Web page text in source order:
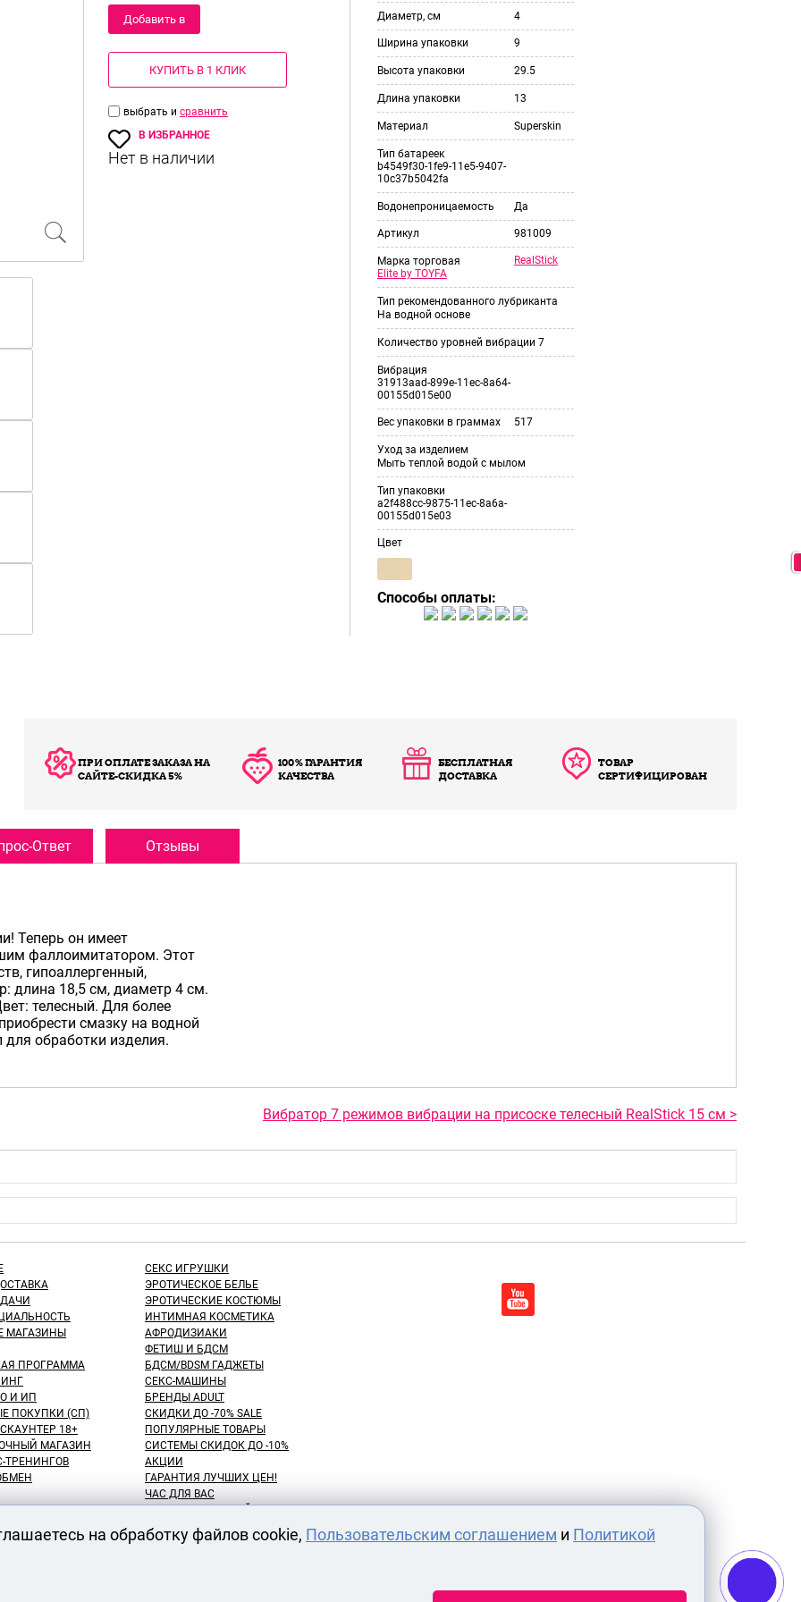
Добавить в
корзину
КУПИТЬ В 1 КЛИК
выбрать и сравнить
В ИЗБРАННОЕ
Диаметр, см 4
Ширина упаковки 9
Высота упаковки 29.5
Длина упаковки 13
Материал Superskin
Тип батареек
b4549f30-1fe9-11e5-9407-
10c37b5042fa
Водонепроницаемость Да
Артикул 981009
Марка торговая
RealStick
Elite by TOYFA
Тип рекомендованного лубриканта
На водной основе
Количество уровней вибрации 7
Вибрация
31913aad-899e-11ec-8a64-
00155d015e00
Вес упаковки в граммах 517
Уход за изделием
Мыть теплой водой с мылом
Тип упаковки
a2f488cc-9875-11ec-8a6a-
00155d015e03
Цвет
Способы оплаты:
ПРИ ОПЛАТЕ ЗАКАЗА НА
САЙТЕ-СКИДКА 5%
100% ГАРАНТИЯ
КАЧЕСТВА
БЕСПЛАТНАЯ
ДОСТАВКА
ТОВАР
СЕРТИФИЦИРОВАН
Ответ Отзывы
Теперь он имеет
фаллоимитатором. Этот
гипоаллергенный,
длина 18,5 см, диаметр 4 см.
телесный. Для более
смазку на водной
обработки изделия.
Вибратор 7 режимов вибрации на присоске телесный RealStick 15 см >
МАГАЗИНЫ
ПРОГРАММА
И ИП
ПОКУПКИ (СП)
18+
МАГАЗИН
ТРЕНИНГОВ
СЕКС ИГРУШКИ
ЭРОТИЧЕСКОЕ БЕЛЬЕ
ЭРОТИЧЕСКИЕ КОСТЮМЫ
ИНТИМНАЯ КОСМЕТИКА
АФРОДИЗИАКИ
ФЕТИШ И БДСМ
БДСМ/BDSM ГАДЖЕТЫ
СЕКС-МАШИНЫ
БРЕНДЫ ADULT
СКИДКИ ДО -70% SALE
ПОПУЛЯРНЫЕ ТОВАРЫ
СИСТЕМЫ СКИДОК ДО -10%
АКЦИИ
ГАРАНТИЯ ЛУЧШИХ ЦЕН!
ЧАС ДЛЯ ВАС
100 БОНУСНЫХ РУБЛЕЙ!
ОТЛОЖЕННЫЕ ТОВАРЫ
на обработку файлов cookie, Пользовательским соглашением и Политикой